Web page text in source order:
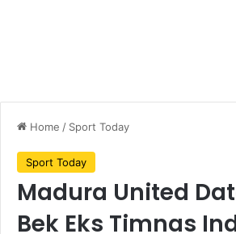
Home / Sport Today
Sport Today
Madura United
Bek Eks Timnas